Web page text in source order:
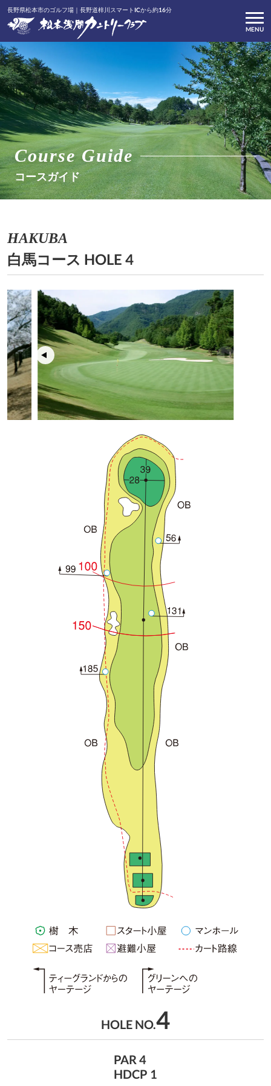
MENU
長野県松本市のゴルフ場｜長野道梓川スマートICから約16分
コースガイド
Course Guide
HAKUBA
白馬コース HOLE 4
HOLE NO.4
PAR 4
HDCP 1